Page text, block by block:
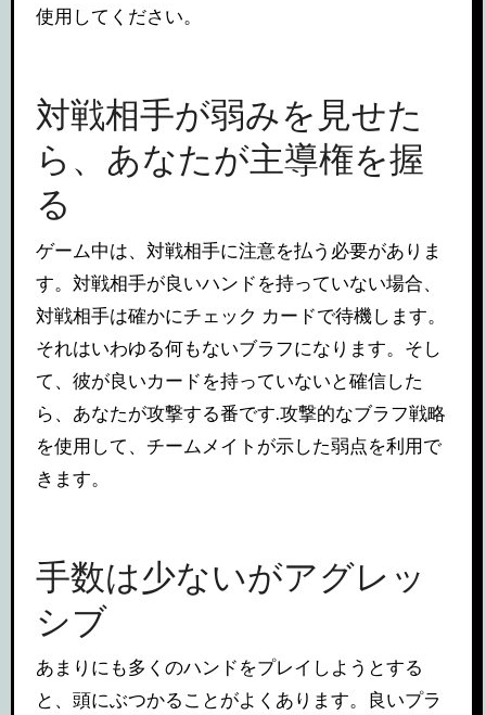
使用してください。
対戦相手が弱みを見せた
ら、あなたが主導権を握
る
ゲーム中は、対戦相手に注意を払う必要がありま
す。対戦相手が良いハンドを持っていない場合、
対戦相手は確かにチェック カードで待機します。
それはいわゆる何もないブラフになります。そし
て、彼が良いカードを持っていないと確信した
ら、あなたが攻撃する番です.攻撃的なブラフ戦略
を使用して、チームメイトが示した弱点を利用で
きます。
手数は少ないがアグレッ
シブ
あまりにも多くのハンドをプレイしようとする
と、頭にぶつかることがよくあります。良いプラ